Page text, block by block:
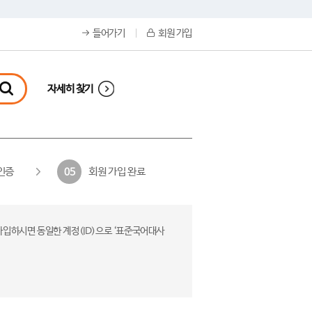
들어가기 회원 가입
자세히 찾기
증 05 회원 가입 완료
하시면 동일한 계정(ID)으로 ‘표준국어대사